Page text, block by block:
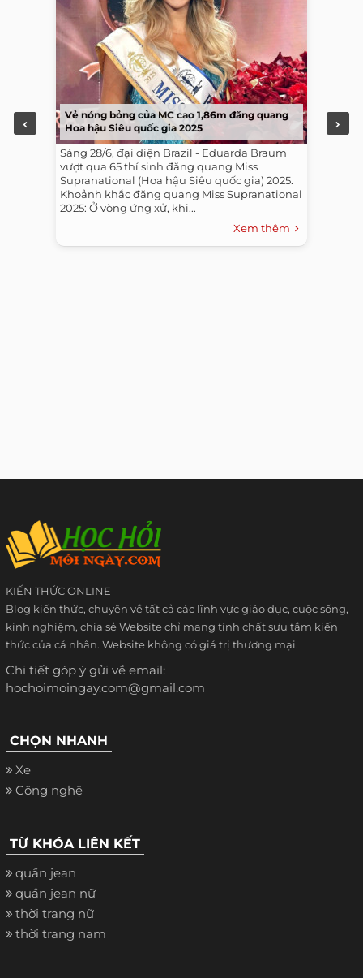
Vẻ nóng bỏng của MC cao 1,86m đăng quang
Hoa hậu Siêu quốc gia 2025
Sáng 28/6, đại diện Brazil - Eduarda Braum
vượt qua 65 thí sinh đăng quang Miss
Supranational (Hoa hậu Siêu quốc gia) 2025.
Khoảnh khắc đăng quang Miss Supranational
2025: Ở vòng ứng xử, khi...
Xem thêm
KIẾN THỨC ONLINE
Blog kiến thức, chuyên về tất cả các lĩnh vực giáo dục, cuộc sống,
kinh nghiệm, chia sẻ Website chỉ mang tính chất sưu tầm kiến
thức của cá nhân. Website không có giá trị thương mại.
Chi tiết góp ý gửi về email:
hochoimoingay.com@gmail.com
CHỌN NHANH
Xe
Công nghệ
TỪ KHÓA LIÊN KẾT
quần jean
quần jean nữ
thời trang nữ
thời trang nam